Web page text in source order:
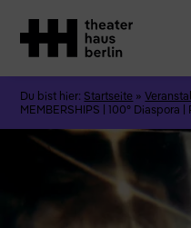
Du bist hier: Startseite »
MEMBERSHIPS | 100° Diaspora